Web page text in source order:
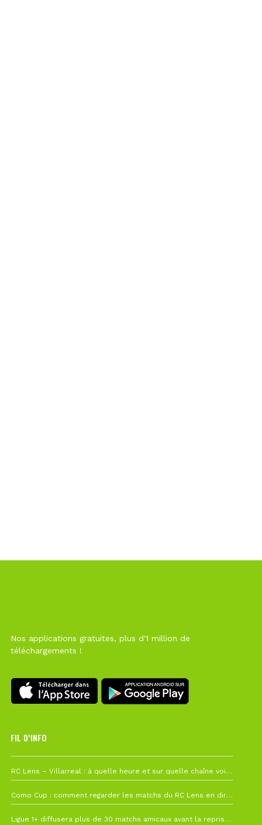
Nos applications gratuites, plus d'1 million de
téléchargements !
FIL D’INFO
RC Lens – Villarreal : à quelle heure et sur quelle chaîne voir la finale de la Como Cup ?
Como Cup : comment regarder les matchs du RC Lens en direct ?
Ligue 1+ diffusera plus de 30 matchs amicaux avant la reprise de la Ligue 1